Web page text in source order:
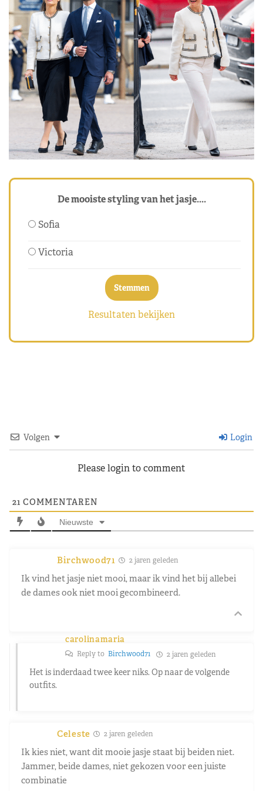
De mooiste styling van het jasje....
Sofia
Victoria
Resultaten bekijken
Volgen Login
Please login to comment
21 COMMENTAREN
Nieuwste
Birchwood71 2 jaren geleden
Ik vind het jasje niet mooi, maar ik vind het bij allebei
de dames ook niet mooi gecombineerd.
carolinamaria
Reply to Birchwood71 2 jaren geleden
Het is inderdaad twee keer niks. Op naar de volgende
outfits.
Celeste 2 jaren geleden
Ik kies niet, want dit mooie jasje staat bij beiden niet.
Jammer, beide dames, niet gekozen voor een juiste
combinatie